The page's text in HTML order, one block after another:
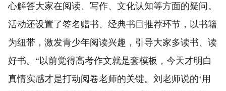
心解答大家在阅读、写作、文化认知等方面的疑问。
活动还设置了签名赠书、经典书目推荐环节，以书籍
为纽带，激发青少年阅读兴趣，引导大家多读书、读
好书。“以前觉得高考作文就是套模板，今天才明白
真情实感才是打动阅卷老师的关键。刘老师说的‘用